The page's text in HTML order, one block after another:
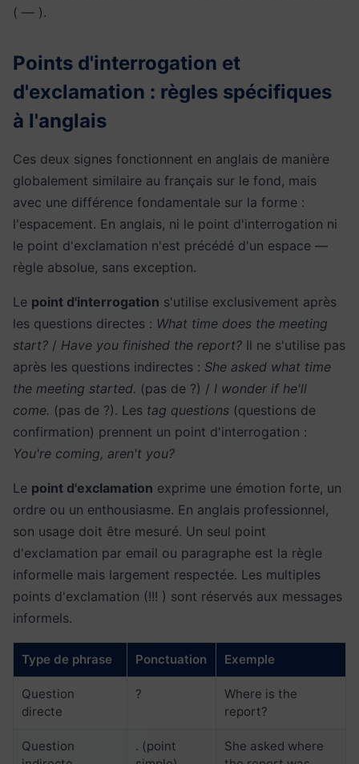
( — ).
Points d'interrogation et
d'exclamation : règles spécifiques
à l'anglais
Ces deux signes fonctionnent en anglais de manière
globalement similaire au français sur le fond, mais
avec une différence fondamentale sur la forme :
l'espacement. En anglais, ni le point d'interrogation ni
le point d'exclamation n'est précédé d'un espace —
règle absolue, sans exception.
Le point d'interrogation s'utilise exclusivement après
les questions directes : What time does the meeting
start? / Have you finished the report? Il ne s'utilise pas
après les questions indirectes : She asked what time
the meeting started. (pas de ?) / I wonder if he'll
come. (pas de ?). Les tag questions (questions de
confirmation) prennent un point d'interrogation :
You're coming, aren't you?
Le point d'exclamation exprime une émotion forte, un
ordre ou un enthousiasme. En anglais professionnel,
son usage doit être mesuré. Un seul point
d'exclamation par email ou paragraphe est la règle
informelle mais largement respectée. Les multiples
points d'exclamation (!!! ) sont réservés aux messages
informels.
Type de phrase Ponctuation Exemple
Question
directe
?
Where is the
report?
Question
. (point
She asked where